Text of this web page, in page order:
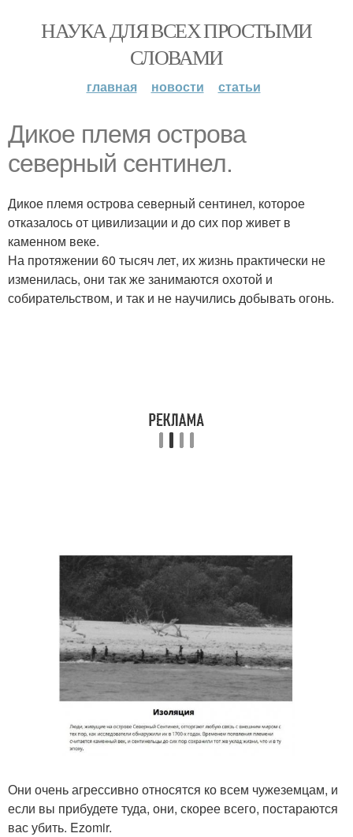
НАУКА ДЛЯ ВСЕХ ПРОСТЫМИ
СЛОВАМИ
главная новости статьи
Дикое племя острова
северный сентинел.
Дикое племя острова северный сентинел, которое
отказалось от цивилизации и до сих пор живет в
каменном веке.
На протяжении 60 тысяч лет, их жизнь практически не
изменилась, они так же занимаются охотой и
собирательством, и так и не научились добывать огонь.
Они очень агрессивно относятся ко всем чужеземцам, и
если вы прибудете туда, они, скорее всего, постараются
вас убить. Ezomir.